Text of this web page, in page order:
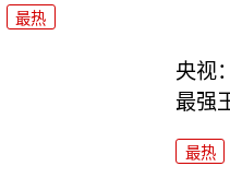
最热
央视
最强
最热